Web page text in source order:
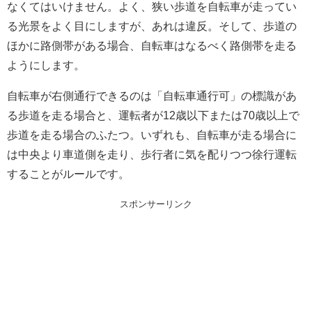
なくてはいけません。よく、狭い歩道を自転車が走ってい
る光景をよく目にしますが、あれは違反。そして、歩道の
ほかに路側帯がある場合、自転車はなるべく路側帯を走る
ようにします。
自転車が右側通行できるのは「自転車通行可」の標識があ
る歩道を走る場合と、運転者が12歳以下または70歳以上で
歩道を走る場合のふたつ。いずれも、自転車が走る場合に
は中央より車道側を走り、歩行者に気を配りつつ徐行運転
することがルールです。
スポンサーリンク